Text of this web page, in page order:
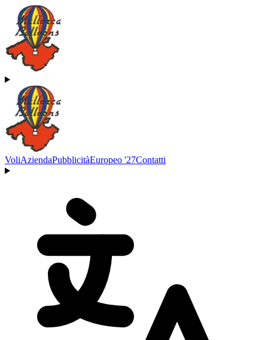
VoliAziendaPubblicitàEuropeo '27Contatti